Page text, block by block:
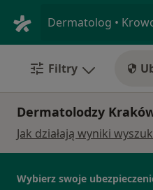
Filtry
Dermatolodzy
Jak działają wyniki
Wybierz swoje